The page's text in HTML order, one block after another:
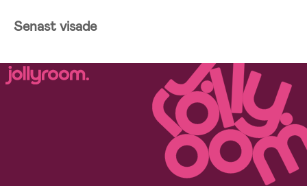
Senast visade